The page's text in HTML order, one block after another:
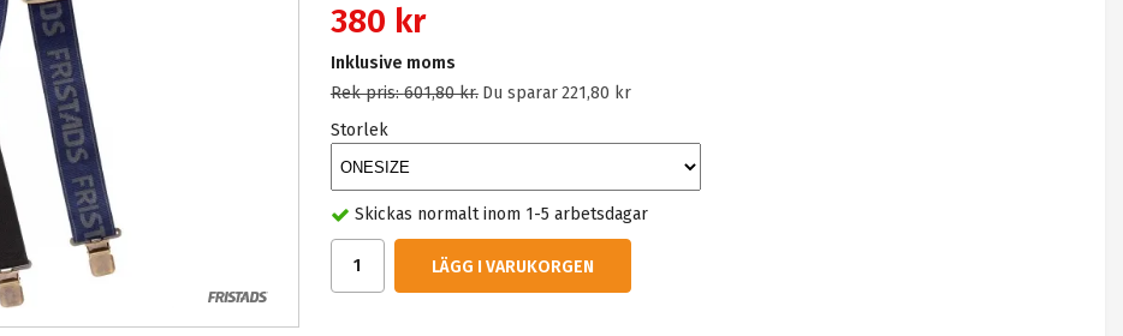
380 kr
Inklusive moms
Rek pris:601,80 kr. Du sparar221,80 kr
Storlek
Skickas normalt inom 1-5 arbetsdagar
LÄGG I VARUKORGEN